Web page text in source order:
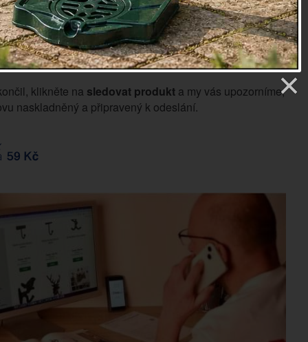
Sledovat produkt
klikněte na sledovat produkt a my vás upozorníme,
naskladněný a připravený k odeslání.